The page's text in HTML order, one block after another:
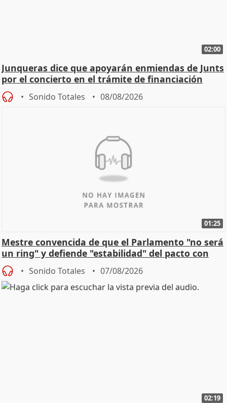
02:00
Junqueras dice que apoyarán enmiendas de Junts
por el concierto en el trámite de financiación
Sonido Totales 08/08/2026
01:25
Mestre convencida de que el Parlamento "no será
un ring" y defiende "estabilidad" del pacto con
Vox
Sonido Totales 07/08/2026
02:19